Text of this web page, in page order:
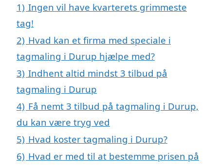
1) Ingen vil have kvarterets grimmeste
tag!
2) Hvad kan et firma med speciale i
tagmaling i Durup hjælpe med?
3) Indhent altid mindst 3 tilbud på
tagmaling i Durup
4) Få nemt 3 tilbud på tagmaling i Durup,
du kan være tryg ved
5) Hvad koster tagmaling i Durup?
6) Hvad er med til at bestemme prisen på